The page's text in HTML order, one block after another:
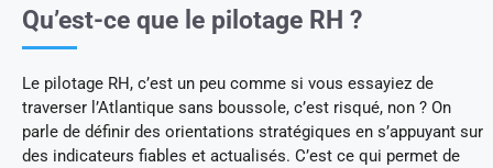
Qu’est-ce que le pilotage RH ?
Le pilotage RH, c’est un peu comme si vous essayiez de
traverser l’Atlantique sans boussole, c’est risqué, non ? On
parle de définir des orientations stratégiques en s’appuyant sur
des indicateurs fiables et actualisés. C’est ce qui permet de